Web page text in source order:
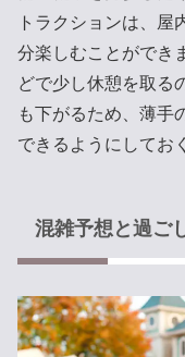
トラクションは、屋
分楽しむことができ
どで少し休憩を取る
も下がるため、薄手
できるようにしてお
混雑予想と過ご